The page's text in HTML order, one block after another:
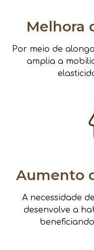
Melhora
Por meio de
amplia a
Aumento
A necessidade
desenvolve a